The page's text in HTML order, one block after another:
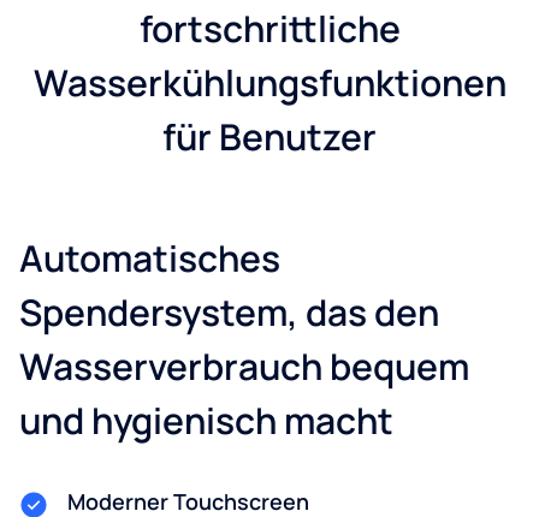
fortschrittliche
Wasserkühlungsfunktionen
für Benutzer
Automatisches
Spendersystem, das den
Wasserverbrauch bequem
und hygienisch macht
Moderner Touchscreen